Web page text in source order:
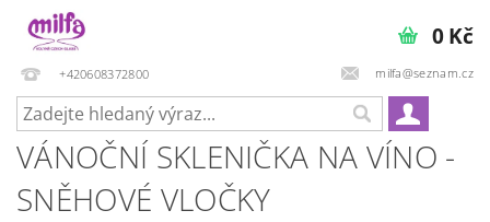
+420608372800 milfa@seznam.cz
0 Kč
VÁNOČNÍ SKLENIČKA NA VÍNO -
SNĚHOVÉ VLOČKY